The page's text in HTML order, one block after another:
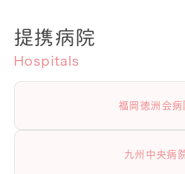
提携病院
Hospitals
福岡徳洲会病
九州中央病